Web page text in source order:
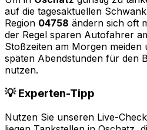
auf die tagesaktuellen
Region 04758 ändern sich oft
der Regel sparen Autofahrer
Stoßzeiten am Morgen meiden
späten Abendstunden für den
nutzen.
💡 Experten-Tipp
Nutzen Sie unseren Live-